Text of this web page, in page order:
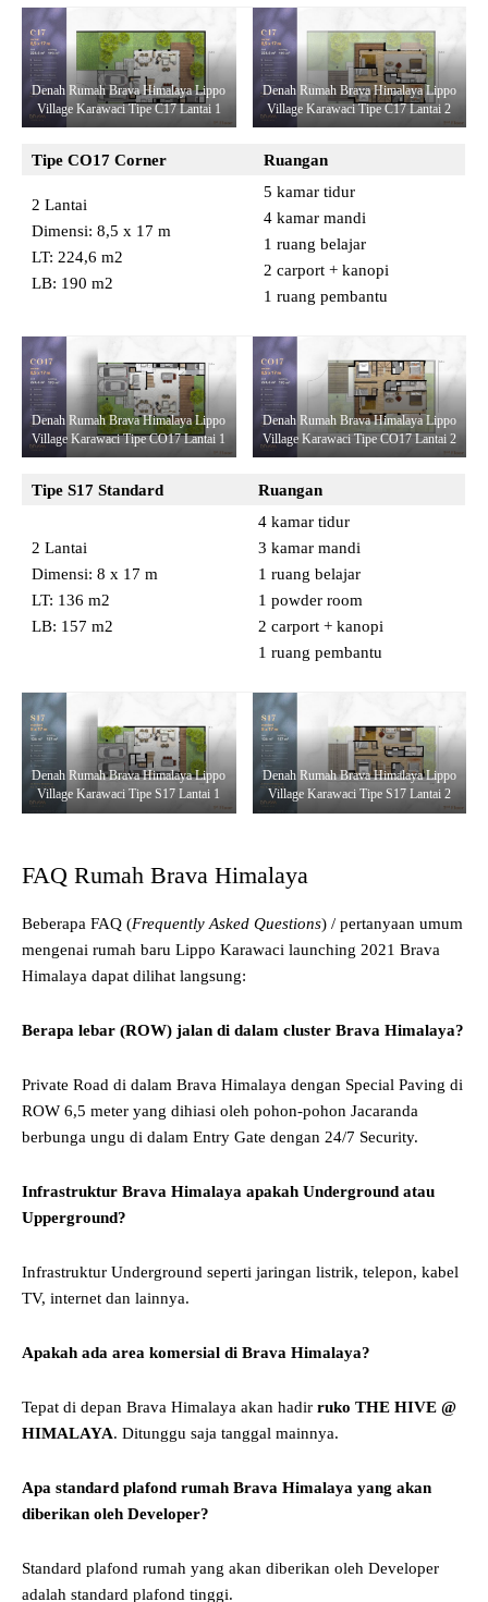
Denah Rumah Brava Himalaya Lippo
Village Karawaci Tipe C17 Lantai 1
Denah Rumah Brava Himalaya Lippo
Village Karawaci Tipe C17 Lantai 2
Tipe CO17 Corner Ruangan
2 Lantai
Dimensi: 8,5 x 17 m
LT: 224,6 m2
LB: 190 m2
5 kamar tidur
4 kamar mandi
1 ruang belajar
2 carport + kanopi
1 ruang pembantu
Denah Rumah Brava Himalaya Lippo
Village Karawaci Tipe CO17 Lantai 1
Denah Rumah Brava Himalaya Lippo
Village Karawaci Tipe CO17 Lantai 2
Tipe S17 Standard Ruangan
2 Lantai
Dimensi: 8 x 17 m
LT: 136 m2
LB: 157 m2
4 kamar tidur
3 kamar mandi
1 ruang belajar
1 powder room
2 carport + kanopi
1 ruang pembantu
Denah Rumah Brava Himalaya Lippo
Village Karawaci Tipe S17 Lantai 1
Denah Rumah Brava Himalaya Lippo
Village Karawaci Tipe S17 Lantai 2
FAQ Rumah Brava Himalaya
Beberapa FAQ (Frequently Asked Questions) / pertanyaan umum
mengenai rumah baru Lippo Karawaci launching 2021 Brava
Himalaya dapat dilihat langsung:
Berapa lebar (ROW) jalan di dalam cluster Brava Himalaya?
Private Road di dalam Brava Himalaya dengan Special Paving di
ROW 6,5 meter yang dihiasi oleh pohon-pohon Jacaranda
berbunga ungu di dalam Entry Gate dengan 24/7 Security.
Infrastruktur Brava Himalaya apakah Underground atau
Upperground?
Infrastruktur Underground seperti jaringan listrik, telepon, kabel
TV, internet dan lainnya.
Apakah ada area komersial di Brava Himalaya?
Tepat di depan Brava Himalaya akan hadir ruko THE HIVE @
HIMALAYA. Ditunggu saja tanggal mainnya.
Apa standard plafond rumah Brava Himalaya yang akan
diberikan oleh Developer?
Standard plafond rumah yang akan diberikan oleh Developer
adalah standard plafond tinggi.